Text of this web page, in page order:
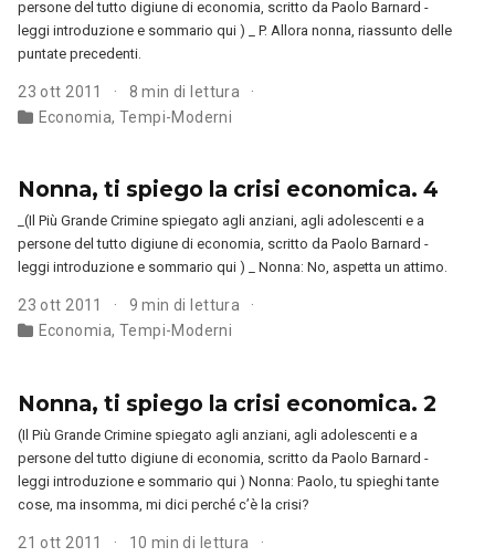
persone del tutto digiune di economia, scritto da Paolo Barnard -
leggi introduzione e sommario qui ) _ P. Allora nonna, riassunto delle
puntate precedenti.
23 ott 2011
8 min di lettura
Economia, Tempi-Moderni
Nonna, ti spiego la crisi economica. 4
_(Il Più Grande Crimine spiegato agli anziani, agli adolescenti e a
persone del tutto digiune di economia, scritto da Paolo Barnard -
leggi introduzione e sommario qui ) _ Nonna: No, aspetta un attimo.
23 ott 2011
9 min di lettura
Economia, Tempi-Moderni
Nonna, ti spiego la crisi economica. 2
(Il Più Grande Crimine spiegato agli anziani, agli adolescenti e a
persone del tutto digiune di economia, scritto da Paolo Barnard -
leggi introduzione e sommario qui ) Nonna: Paolo, tu spieghi tante
cose, ma insomma, mi dici perché c’è la crisi?
21 ott 2011
10 min di lettura